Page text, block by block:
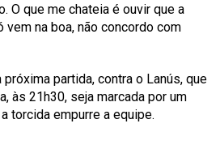
O que me chateia é ouvir que a
na boa, não concordo com
partida, contra o Lanús, que
às 21h30, seja marcada por um
torcida empurre a equipe.